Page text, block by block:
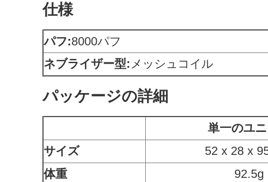
仕様
パフ:8000パフ
ネブライザー型: メッシュコイル
パッケージの詳細
単一のユニ
サイズ
52 x 28 x
体重
92.5g